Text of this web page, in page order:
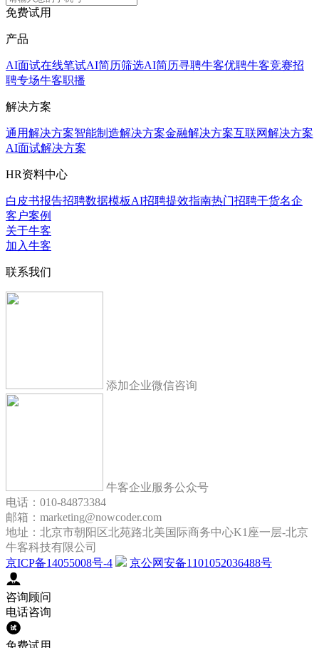
免费试用
产品
AI面试在线笔试AI简历筛选AI简历寻聘牛客优聘牛客竞赛招
聘专场牛客职播
解决方案
通用解决方案智能制造解决方案金融解决方案互联网解决方案
AI面试解决方案
HR资料中心
白皮书报告招聘数据模板AI招聘提效指南热门招聘干货名企
客户案例
关于牛客
加入牛客
联系我们
添加企业微信咨询
牛客企业服务公众号
电话：010-84873384
邮箱：marketing@nowcoder.com
地址：北京市朝阳区北苑路北美国际商务中心K1座一层-北京
牛客科技有限公司
京ICP备14055008号-4
京公网安备1101052036488号
咨询顾问
电话咨询